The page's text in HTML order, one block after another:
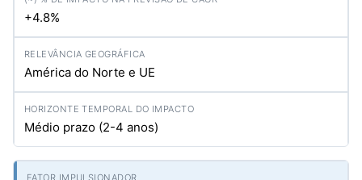
+4.8%
América do Norte e UE
Médio prazo (2-4 anos)